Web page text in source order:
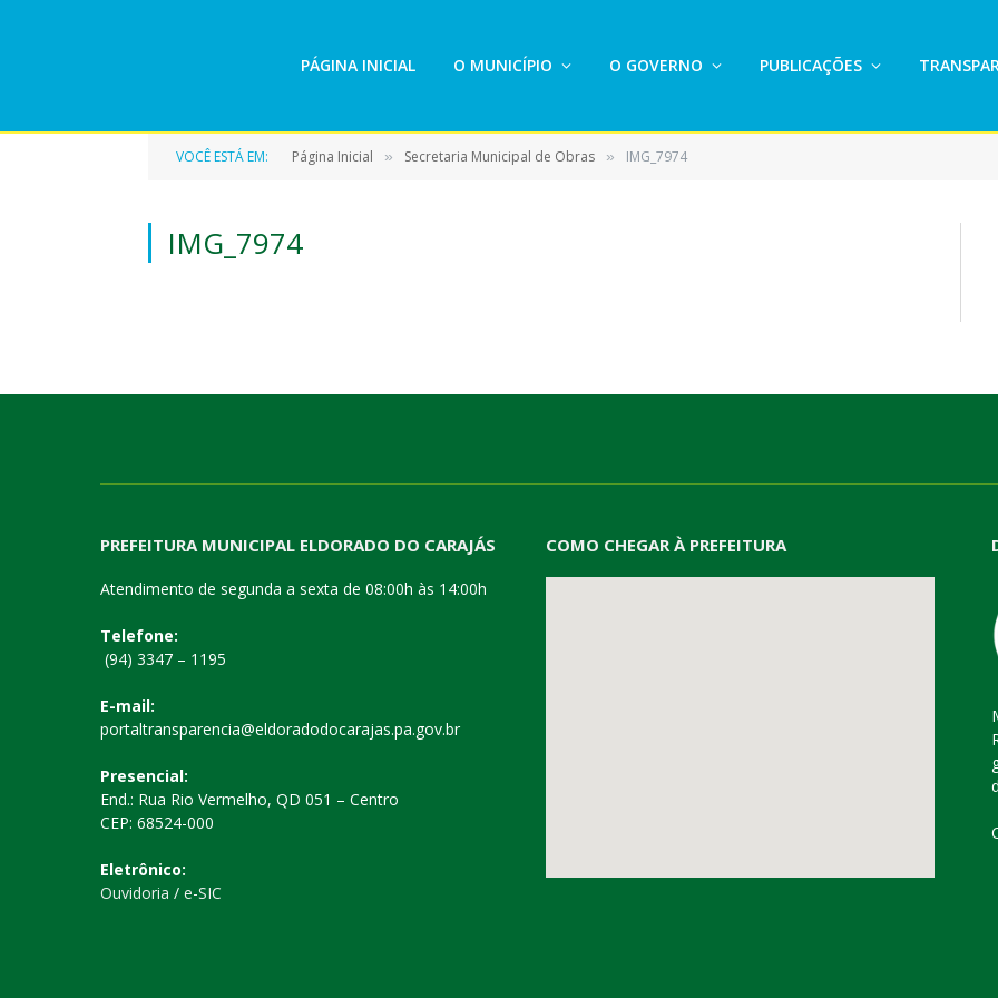
PÁGINA INICIAL O MUNICÍPIO O GOVERNO PUBLICAÇÕES
VOCÊ ESTÁ EM: Página Inicial » Secretaria Municipal de Obras » IMG_7974
IMG_7974
PREFEITURA MUNICIPAL ELDORADO DO CARAJÁS
Atendimento de segunda a sexta de 08:00h às 14:00h
Telefone:
(94) 3347 – 1195
E-mail:
portaltransparencia@eldoradodocarajas.pa.gov.br
Presencial:
End.: Rua Rio Vermelho, QD 051 – Centro
CEP: 68524-000
Eletrônico:
Ouvidoria / e-SIC
COMO CHEGAR À PREFEITURA